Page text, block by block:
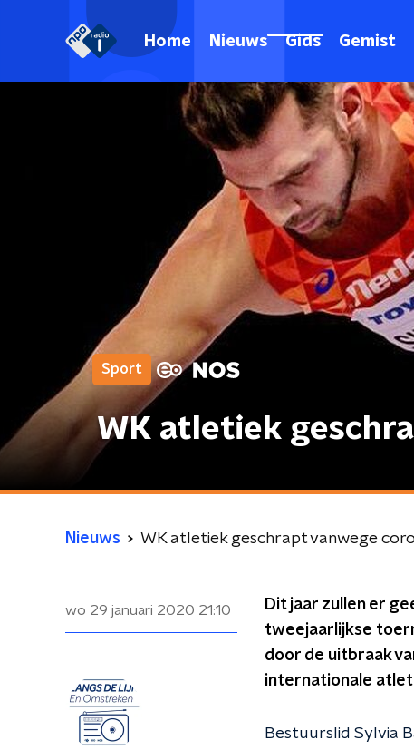
Home Nieuws Gids Gemist
Sport
WK atletiek
Nieuws WK atletiek geschrapt vanwege
wo 29 januari 2020 21:10
Dit jaar zullen er
tweejaarlijkse
door de uitbraak
internationale
Bestuurslid Sylvia